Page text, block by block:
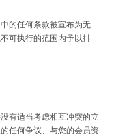
的任何条款被宣布为无
可执行的范围内予以排
有适当考虑相互冲突的立
任何争议、与您的会员资